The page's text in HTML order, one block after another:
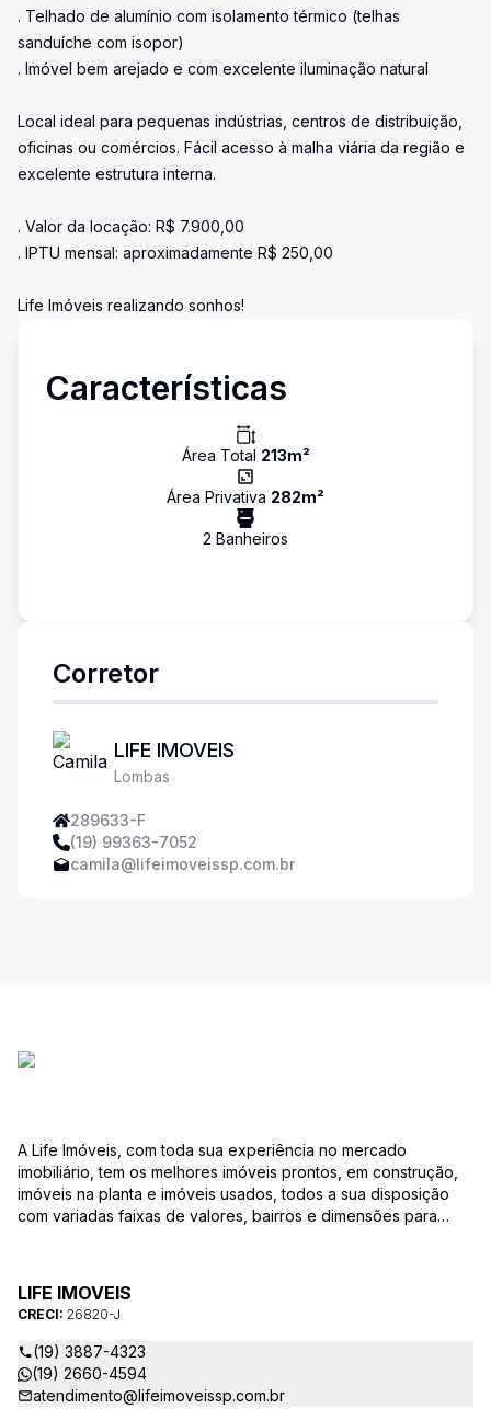
. Telhado de alumínio com isolamento térmico (telhas
sanduíche com isopor)
. Imóvel bem arejado e com excelente iluminação natural
Local ideal para pequenas indústrias, centros de distribuição,
oficinas ou comércios. Fácil acesso à malha viária da região e
excelente estrutura interna.
. Valor da locação: R$ 7.900,00
. IPTU mensal: aproximadamente R$ 250,00
Life Imóveis realizando sonhos!
Características
Área Total 213m²
Área Privativa 282m²
2 Banheiros
Corretor
LIFE IMOVEIS
Lombas
289633-F
(19) 99363-7052
camila@lifeimoveissp.com.br
A Life Imóveis, com toda sua experiência no mercado
imobiliário, tem os melhores imóveis prontos, em construção,
imóveis na planta e imóveis usados, todos a sua disposição
com variadas faixas de valores, bairros e dimensões para
as suas dúvidas sobre casas, apartamentos, terrenos, salas
comerciais e outros produtos imobiliários.
LIFE IMOVEIS
CRECI: 26820-J
(19) 3887-4323
(19) 2660-4594
atendimento@lifeimoveissp.com.br